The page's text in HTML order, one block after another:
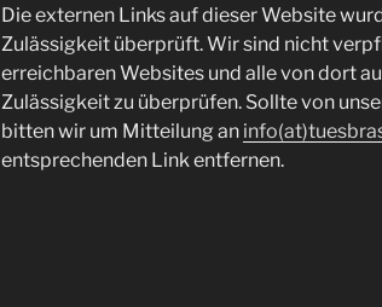
Die externen Links auf dieser Website
Zulässigkeit überprüft. Wir sind nicht
erreichbaren Websites und alle von dort
Zulässigkeit zu überprüfen. Sollte von
bitten wir um Mitteilung an
entsprechenden Link entfernen.